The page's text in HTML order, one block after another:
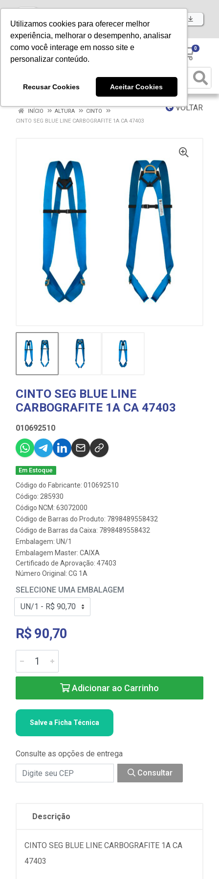
Utilizamos cookies para oferecer melhor
experiência, melhorar o desempenho, analisar
como você interage em nosso site e
personalizar conteúdo.
Recusar Cookies Aceitar Cookies
Baixe já nosso APP
0
VOLTAR
INÍCIO ALTURA
CINTO
CINTO SEG BLUE LINE CARBOGRAFITE 1A CA 47403
CINTO SEG BLUE LINE
CARBOGRAFITE 1A CA 47403
010692510
Em Estoque
Código do Fabricante: 010692510
Código: 285930
Código NCM: 63072000
Código de Barras do Produto: 7898489558432
Código de Barras da Caixa: 7898489558432
Embalagem: UN/1
Embalagem Master: CAIXA
Certificado de Aprovação: 47403
Número Original: CG 1A
SELECIONE UMA EMBALAGEM
R$ 90,70
Adicionar ao Carrinho
Salve a Ficha Técnica
Consulte as opções de entrega
Consultar
Descrição
CINTO SEG BLUE LINE CARBOGRAFITE 1A CA
47403